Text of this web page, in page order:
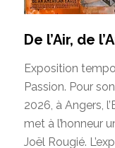
De l’Air, de
Exposition
Passion. Pour
2026, à Angers,
met à l’honneur
Joël Rougié.